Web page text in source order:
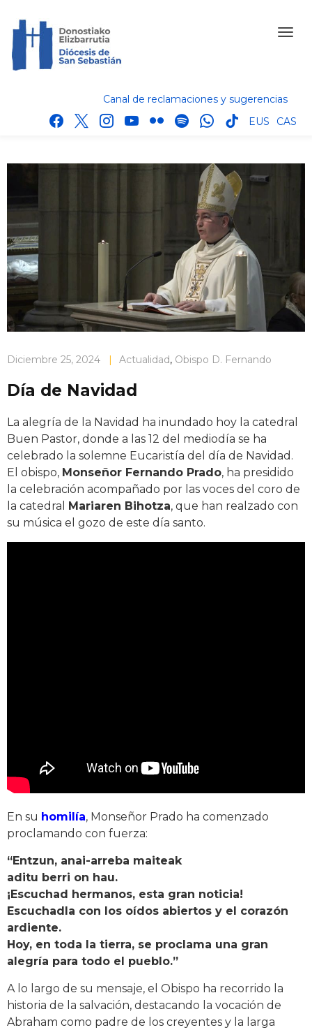
Canal de reclamaciones y sugerencias
facebook
x instagram
youtube
flickr spotifywhatsapp
tik
EUS CAS
Diciembre 25, 2024 | Actualidad, Obispo D. Fernando
Día de Navidad
La alegría de la Navidad ha inundado hoy la catedral
Buen Pastor, donde a las 12 del mediodía se ha
celebrado la solemne Eucaristía del día de Navidad.
El obispo, Monseñor Fernando Prado, ha presidido
la celebración acompañado por las voces del coro de
la catedral Mariaren Bihotza, que han realzado con
su música el gozo de este día santo.
En su homilía, Monseñor Prado ha comenzado
proclamando con fuerza:
“Entzun, anai-arreba maiteak
aditu berri on hau.
¡Escuchad hermanos, esta gran noticia!
Escuchadla con los oídos abiertos y el corazón
ardiente.
Hoy, en toda la tierra, se proclama una gran
alegría para todo el pueblo.”
A lo largo de su mensaje, el Obispo ha recorrido la
historia de la salvación, destacando la vocación de
Abraham como padre de los creyentes y la larga